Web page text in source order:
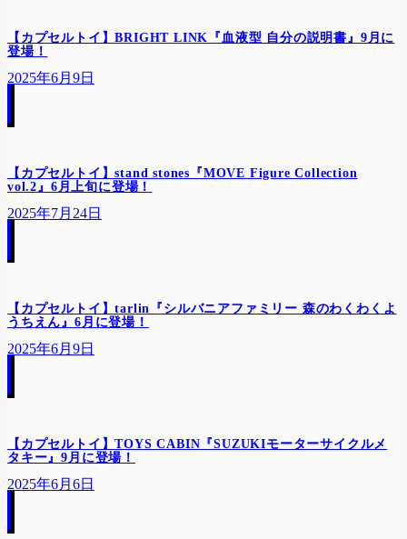
【カプセルトイ】BRIGHT LINK『血液型 自分の説明書』9月に
登場！
2025年6月9日
【カプセルトイ】stand stones『MOVE Figure Collection
vol.2』6月上旬に登場！
2025年7月24日
【カプセルトイ】tarlin『シルバニアファミリー 森のわくわくよ
うちえん』6月に登場！
2025年6月9日
【カプセルトイ】TOYS CABIN『SUZUKIモーターサイクルメ
タキー』9月に登場！
2025年6月6日